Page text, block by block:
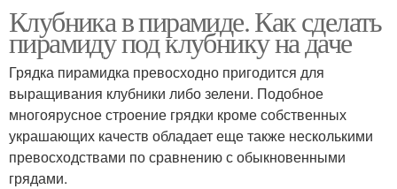
Клубника в пирамиде. Как сделать
пирамиду под клубнику на даче
Грядка пирамидка превосходно пригодится для
выращивания клубники либо зелени. Подобное
многоярусное строение грядки кроме собственных
украшающих качеств обладает еще также несколькими
превосходствами по сравнению с обыкновенными
грядами.